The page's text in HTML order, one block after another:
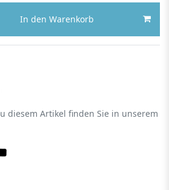
In den Warenkorb
diesem Artikel finden Sie in unserem